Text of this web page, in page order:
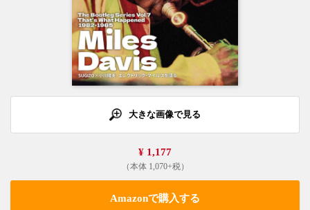
大きな画像で見る
¥ 1,177
（本体 1,070+税）
Amazonで購入する